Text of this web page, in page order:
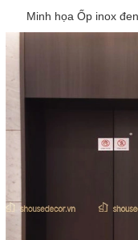
Minh họa Ốp inox